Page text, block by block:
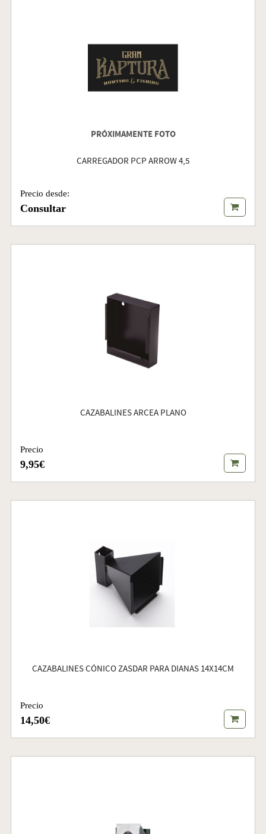
PRÓXIMAMENTE FOTO
CARREGADOR PCP ARROW 4,5
Precio desde:
Consultar
CAZABALINES ARCEA PLANO
Precio
9,95€
CAZABALINES CÓNICO ZASDAR PARA DIANAS 14X14CM
Precio
14,50€